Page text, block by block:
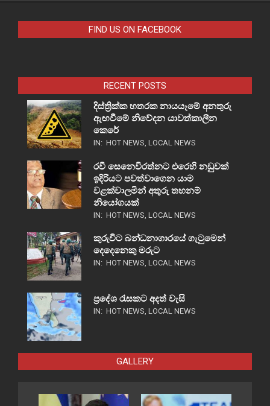
FIND US ON FACEBOOK
RECENT POSTS
දිස්ත්‍රික්ක හතරක නායයෑමේ අනතුරු
ඇඟවීමේ නිවේදන යාවත්කාලීන
කෙරේ
IN: HOT NEWS, LOCAL NEWS
රවී සෙනෙවිරත්නට එරෙහි නඩුවක්
ඉදිරියට පවත්වාගෙන යාම
වළක්වාලමින් අතුරු තහනම්
නියෝගයක්
IN: HOT NEWS, LOCAL NEWS
කුරුවිට බන්ධනාගාරයේ ගැටුමෙන්
දෙදෙනෙකු මරුට
IN: HOT NEWS, LOCAL NEWS
ප්‍රදේශ රැසකට අදත් වැසි
IN: HOT NEWS, LOCAL NEWS
GALLERY